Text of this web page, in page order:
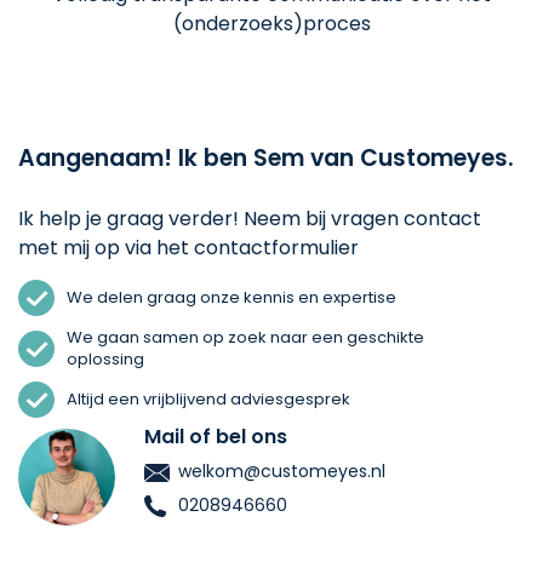
(onderzoeks)proces
Aangenaam! Ik ben Sem van Customeyes.
Ik help je graag verder! Neem bij vragen contact
met mij op via het contactformulier
We delen graag onze kennis en expertise
We gaan samen op zoek naar een geschikte
oplossing
Altijd een vrijblijvend adviesgesprek
Mail of bel ons
welkom@customeyes.nl
0208946660